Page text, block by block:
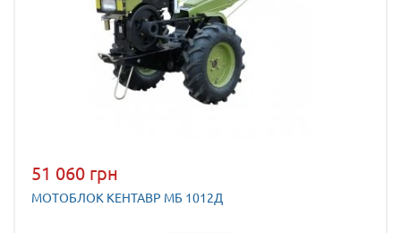
51 060 грн
МОТОБЛОК КЕНТАВР МБ 1012Д